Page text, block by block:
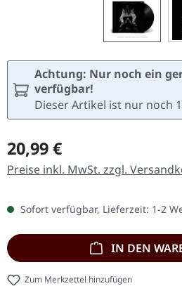
Achtung: Nur noch ein
verfügbar!
Dieser Artikel ist nur noch
Regulärer Preis:
20,99 €
Preise inkl. MwSt. zzgl.
Sofort verfügbar, Lieferzeit: 1-2
IN DEN
Zum Merkzettel hinzufügen